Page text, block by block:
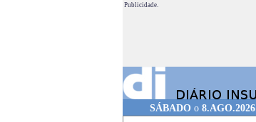
Publicidade.
SÁBADO o 8.AGO.2026